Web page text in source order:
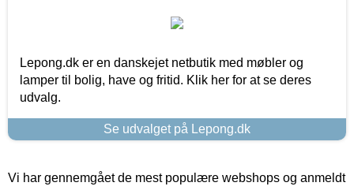
Lepong.dk er en danskejet netbutik med møbler og
lamper til bolig, have og fritid. Klik her for at se deres
udvalg.
Se udvalget på Lepong.dk
Vi har gennemgået de mest populære webshops og anmeldt